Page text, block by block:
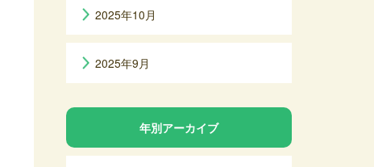
2025年10月
2025年9月
年別アーカイブ